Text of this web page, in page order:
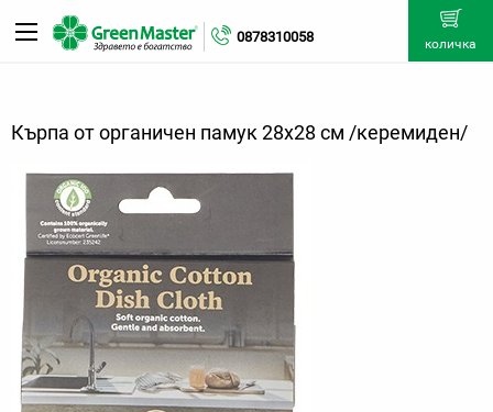
0878310058 количка
Кърпа от органичен памук 28х28 см /керемиден/